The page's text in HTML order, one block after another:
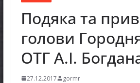
Подяка та
голови
ОТГ А.І.
27.12.2017 gormr